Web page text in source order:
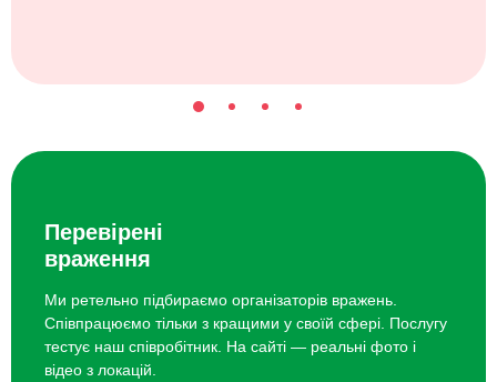
Перевірені
враження
Ми ретельно підбираємо організаторів вражень.
Співпрацюємо тільки з кращими у своїй сфері. Послугу
тестує наш співробітник. На сайті — реальні фото і
відео з локацій.